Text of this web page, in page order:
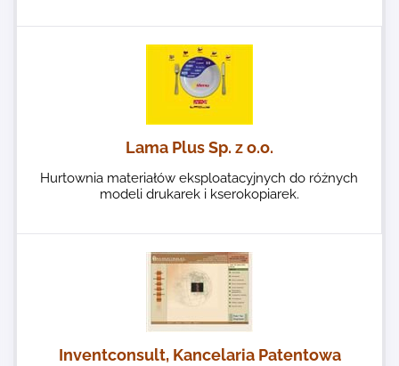
Lama Plus Sp. z o.o.
Hurtownia materiałów eksploatacyjnych do różnych
modeli drukarek i kserokopiarek.
Inventconsult, Kancelaria Patentowa